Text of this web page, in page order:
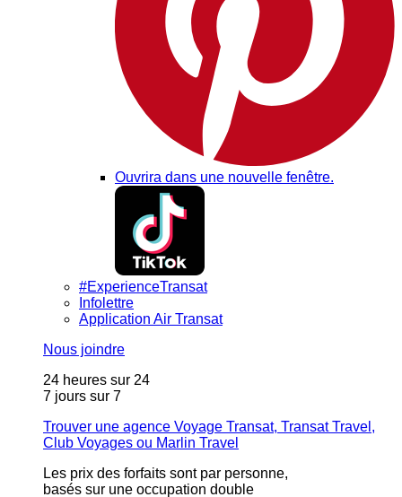
Ouvrira dans une nouvelle fenêtre.
#ExperienceTransat
Infolettre
Application Air Transat
Nous joindre
24 heures sur 24
7 jours sur 7
Trouver une agence Voyage Transat, Transat Travel,
Club Voyages ou Marlin Travel
Les prix des forfaits sont par personne,
basés sur une occupation double